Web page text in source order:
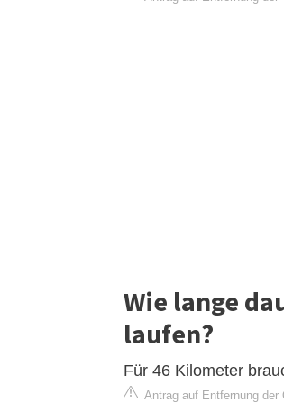
Wie lange
laufen?
Für 46 Kilometer
Antrag auf Entfernung der